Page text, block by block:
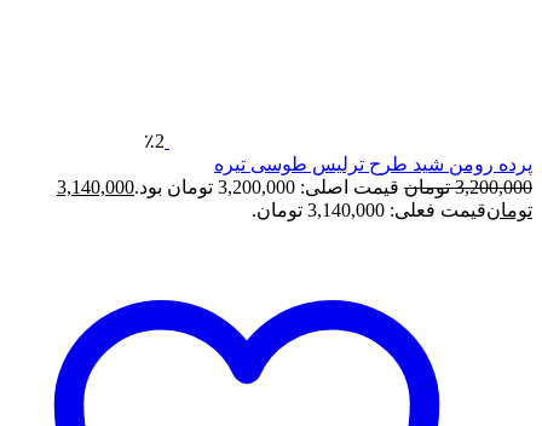
٪2
پرده رومن شید طرح ترلیس طوسی تیره
3,200,000 تومان قیمت اصلی: 3,200,000 تومان بود.
3,140,000
تومانقیمت فعلی: 3,140,000 تومان.